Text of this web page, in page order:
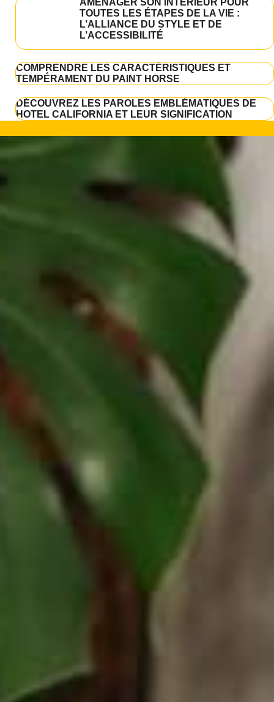
AMÉNAGER SON INTÉRIEUR POUR
TOUTES LES ÉTAPES DE LA VIE :
L’ALLIANCE DU STYLE ET DE
L’ACCESSIBILITÉ
COMPRENDRE LES CARACTÉRISTIQUES ET
TEMPÉRAMENT DU PAINT HORSE
DÉCOUVREZ LES PAROLES EMBLÉMATIQUES DE
HOTEL CALIFORNIA ET LEUR SIGNIFICATION